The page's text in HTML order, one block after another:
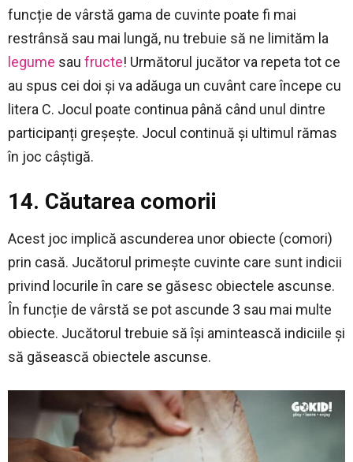
funcție de vârstă gama de cuvinte poate fi mai
restrânsă sau mai lungă, nu trebuie să ne limităm la
legume sau fructe! Următorul jucător va repeta tot ce
au spus cei doi și va adăuga un cuvânt care începe cu
litera C. Jocul poate continua până când unul dintre
participanți greșește. Jocul continuă și ultimul rămas
în joc câștigă.
14. Căutarea comorii
Acest joc implică ascunderea unor obiecte (comori)
prin casă. Jucătorul primește cuvinte care sunt indicii
privind locurile în care se găsesc obiectele ascunse.
În funcție de vârstă se pot ascunde 3 sau mai multe
obiecte. Jucătorul trebuie să își amintească indiciile și
să găsească obiectele ascunse.